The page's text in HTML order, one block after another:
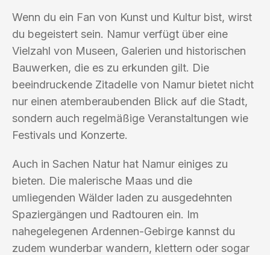
Wenn du ein Fan von Kunst und Kultur bist, wirst
du begeistert sein. Namur verfügt über eine
Vielzahl von Museen, Galerien und historischen
Bauwerken, die es zu erkunden gilt. Die
beeindruckende Zitadelle von Namur bietet nicht
nur einen atemberaubenden Blick auf die Stadt,
sondern auch regelmäßige Veranstaltungen wie
Festivals und Konzerte.
Auch in Sachen Natur hat Namur einiges zu
bieten. Die malerische Maas und die
umliegenden Wälder laden zu ausgedehnten
Spaziergängen und Radtouren ein. Im
nahegelegenen Ardennen-Gebirge kannst du
zudem wunderbar wandern, klettern oder sogar